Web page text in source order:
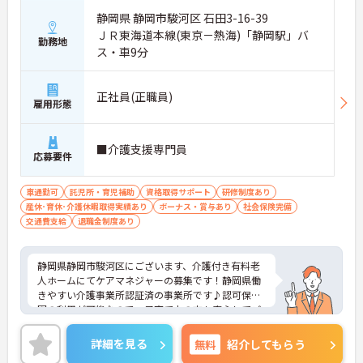
勤務地
静岡県 静岡市駿河区 石田3-16-39
ＪＲ東海道本線(東京－熱海)「静岡駅」バ
ス・車9分
雇用形態 正社員(正職員)
応募要件 ■介護支援専門員
車通勤可 託児所・育児補助 資格取得サポート
研修制度あり
産休･育休･介護休暇取得実績あり
ボーナス・賞与あり
社会保険完備
交通費支給
退職金制度あり
静岡県静岡市駿河区にございます、介護付き有料老
人ホームにてケアマネジャーの募集です！静岡県働
きやすい介護事業所認証済の事業所です♪認可保育
園の利用が可能なので、子育て中の方も安心してご
就業頂けます。
ご興味のある方は、マイナビ介護職までお問い合わ
せください。
詳細を見る 無料 紹介してもらう